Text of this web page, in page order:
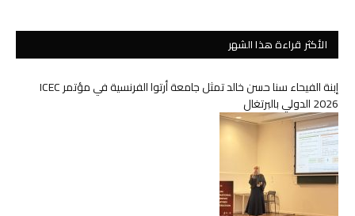
الأكثر قراءة هذا الشهر
إبنة الفيحاء سنا حسن خالد تمثل جامعة أرتوا الفرنسية في مؤتمر ICEC
2026 الدولي بالبرتغال